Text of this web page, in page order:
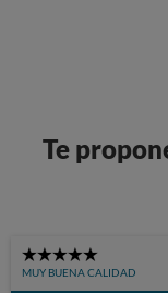
Te
5
Stars
MUY BUENA CALIDAD